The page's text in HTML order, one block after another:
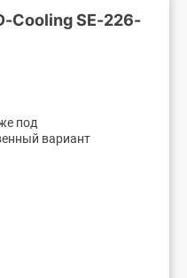
Cooling SE-226-
под
вариант